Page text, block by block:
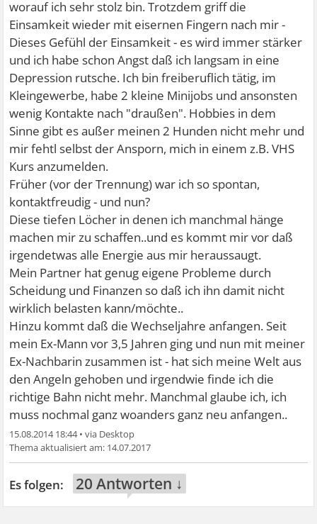
worauf ich sehr stolz bin. Trotzdem griff die
Einsamkeit wieder mit eisernen Fingern nach mir -
Dieses Gefühl der Einsamkeit - es wird immer stärker
und ich habe schon Angst daß ich langsam in eine
Depression rutsche. Ich bin freiberuflich tätig, im
Kleingewerbe, habe 2 kleine Minijobs und ansonsten
wenig Kontakte nach "draußen". Hobbies in dem
Sinne gibt es außer meinen 2 Hunden nicht mehr und
mir fehtl selbst der Ansporn, mich in einem z.B. VHS
Kurs anzumelden.
Früher (vor der Trennung) war ich so spontan,
kontaktfreudig - und nun?
Diese tiefen Löcher in denen ich manchmal hänge
machen mir zu schaffen..und es kommt mir vor daß
irgendetwas alle Energie aus mir heraussaugt.
Mein Partner hat genug eigene Probleme durch
Scheidung und Finanzen so daß ich ihn damit nicht
wirklich belasten kann/möchte..
Hinzu kommt daß die Wechseljahre anfangen. Seit
mein Ex-Mann vor 3,5 Jahren ging und nun mit meiner
Ex-Nachbarin zusammen ist - hat sich meine Welt aus
den Angeln gehoben und irgendwie finde ich die
richtige Bahn nicht mehr. Manchmal glaube ich, ich
muss nochmal ganz woanders ganz neu anfangen..
15.08.2014 18:44•
14.07.2017
20 Antworten ↓